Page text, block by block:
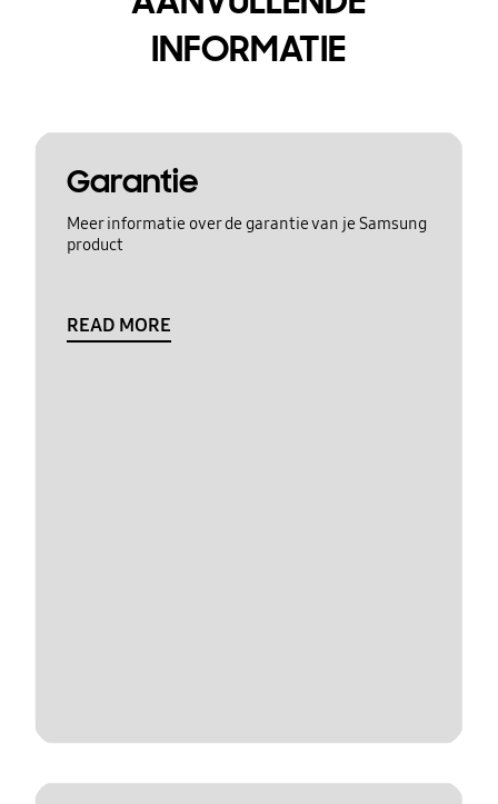
INFORMATIE
Garantie
Meer informatie over de garantie van je Samsung
product
READ MORE